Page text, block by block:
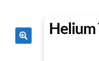
Helium